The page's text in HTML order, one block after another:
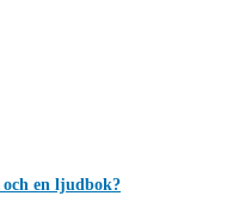
en ljudbok?